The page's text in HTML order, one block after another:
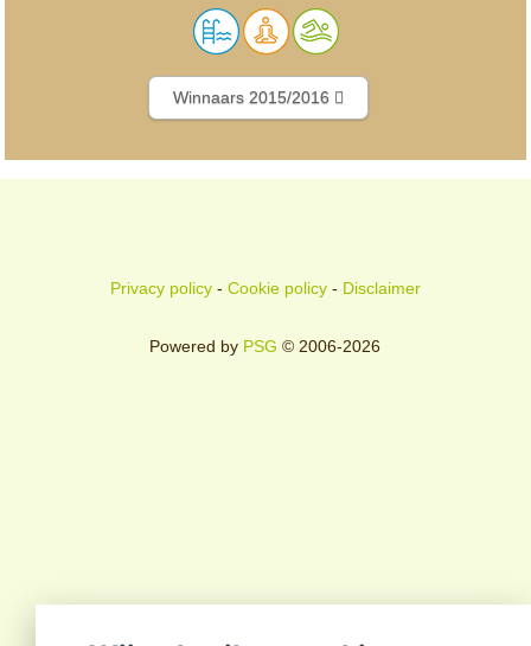
Winnaars 2015/2016
Privacy policy- Cookie policy- Disclaimer
Powered by PSG © 2006-2026